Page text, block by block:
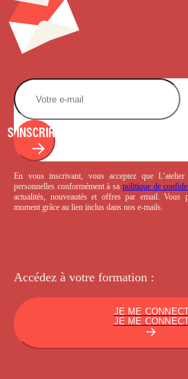
S'INSCRIRE
En vous inscrivant, vous acceptez que
personnelles conformément à sa politique de
actualités, nouveautés et offres par email. Vous
moment grâce au lien inclus dans nos e-mails.
Accédez à votre formation :
JE ME
JE ME